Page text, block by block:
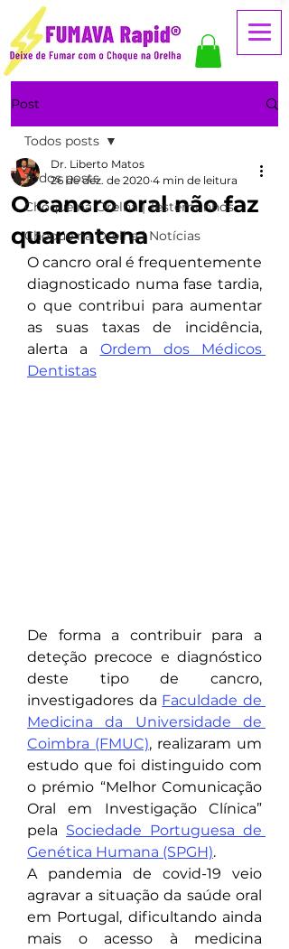
Post
Todos posts
Choque na Orelha | Testemunhos
Choque na Orelha | Notícias
Todos posts
O cancro oral não faz
quarentena
Dr. Liberto Matos
26 de dez. de 2020 4 min de leitura
O cancro oral é frequentemente
diagnosticado numa fase tardia,
o que contribui para aumentar
as suas taxas de incidência,
alerta a Ordem dos Médicos
Dentistas
De forma a contribuir para a
deteção precoce e diagnóstico
deste tipo de cancro,
investigadores da Faculdade de
Medicina da Universidade de
Coimbra (FMUC), realizaram um
estudo que foi distinguido com
o prémio “Melhor Comunicação
Oral em Investigação Clínica”
pela Sociedade Portuguesa de
Genética Humana (SPGH).
A pandemia de covid-19 veio
agravar a situação da saúde oral
em Portugal, dificultando ainda
mais o acesso à medicina